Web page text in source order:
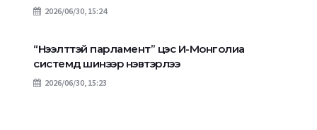
2026/06/30, 15:24
“Нээлттэй парламент” цэс И-Монголиа
системд шинээр нэвтэрлээ
2026/06/30, 15:23